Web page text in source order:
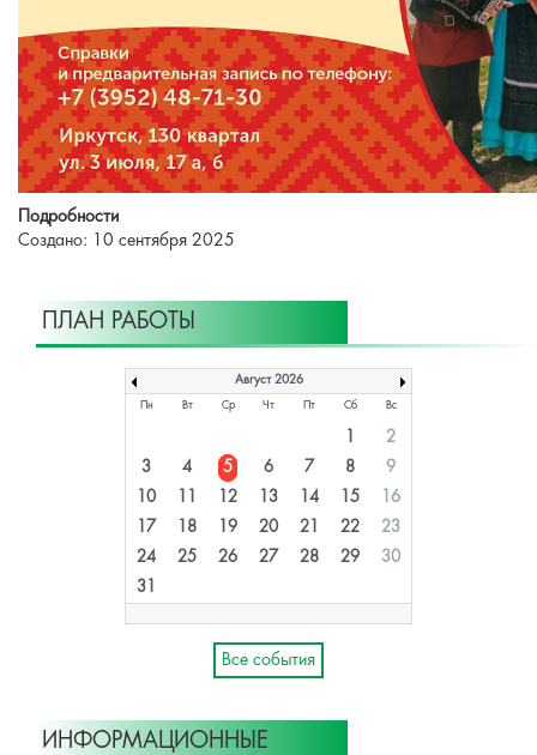
Подробности
Создано: 10 сентября 2025
ПЛАН РАБОТЫ
Август 2026
Пн Вт Ср Чт Пт Сб Вс
1
2
3
4 5 6 7 8
9
10
11 12 13 14 15
16
17
18 19 20 21 22
23
24
25 26 27 28 29
30
31
Все события
ИНФОРМАЦИОННЫЕ